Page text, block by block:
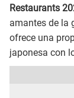
Restaurants
amantes de la
ofrece una
japonesa con